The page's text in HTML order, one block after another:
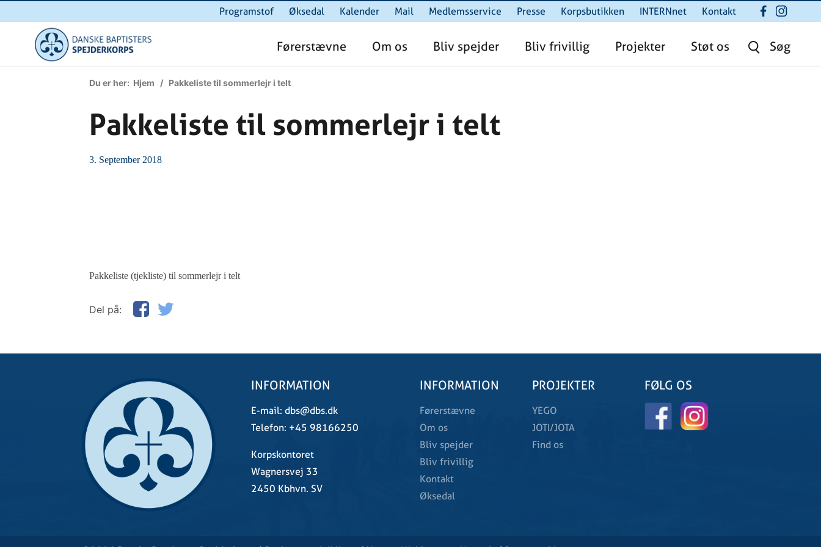
Programstof Øksedal Kalender Mail Medlemsservice Presse Korpsbutikken INTERNnet Kontakt
Søg
Førerstævne Om os Bliv spejder Bliv frivillig Projekter Støt os
Du er her: Hjem / Pakkeliste til sommerlejr i telt
Pakkeliste til sommerlejr i telt
3. September 2018
Pakkeliste (tjekliste) til sommerlejr i telt
Del på:
INFORMATION
E-mail: dbs@dbs.dk
Telefon: +45 98166250
Korpskontoret
Wagnersvej 33
2450 Kbhvn. SV
INFORMATION
Førerstævne
Om os
Bliv spejder
Bliv frivillig
Kontakt
Øksedal
PROJEKTER
YEGO
JOTI/JOTA
Find os
FØLG OS